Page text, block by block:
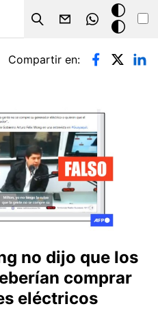
Search
Modo
oscuro
Compartir en:
no dijo que los
comprar
eléctricos